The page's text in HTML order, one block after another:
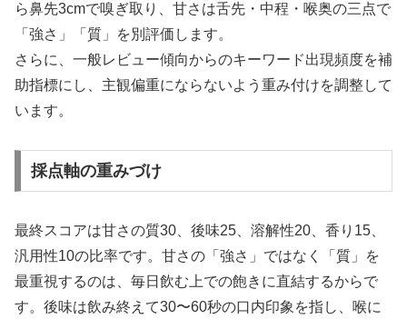
ら鼻先3cmで嗅ぎ取り、甘さは舌先・中程・喉奥の三点で
「強さ」「質」を別評価します。
さらに、一般レビュー傾向からのキーワード出現頻度を補
助指標にし、主観偏重にならないよう重み付けを調整して
います。
採点軸の重みづけ
最終スコアは甘さの質30、後味25、溶解性20、香り15、
汎用性10の比率です。甘さの「強さ」ではなく「質」を
最重視するのは、毎日飲む上での飽きに直結するからで
す。後味は飲み終えて30〜60秒の口内印象を指し、喉に